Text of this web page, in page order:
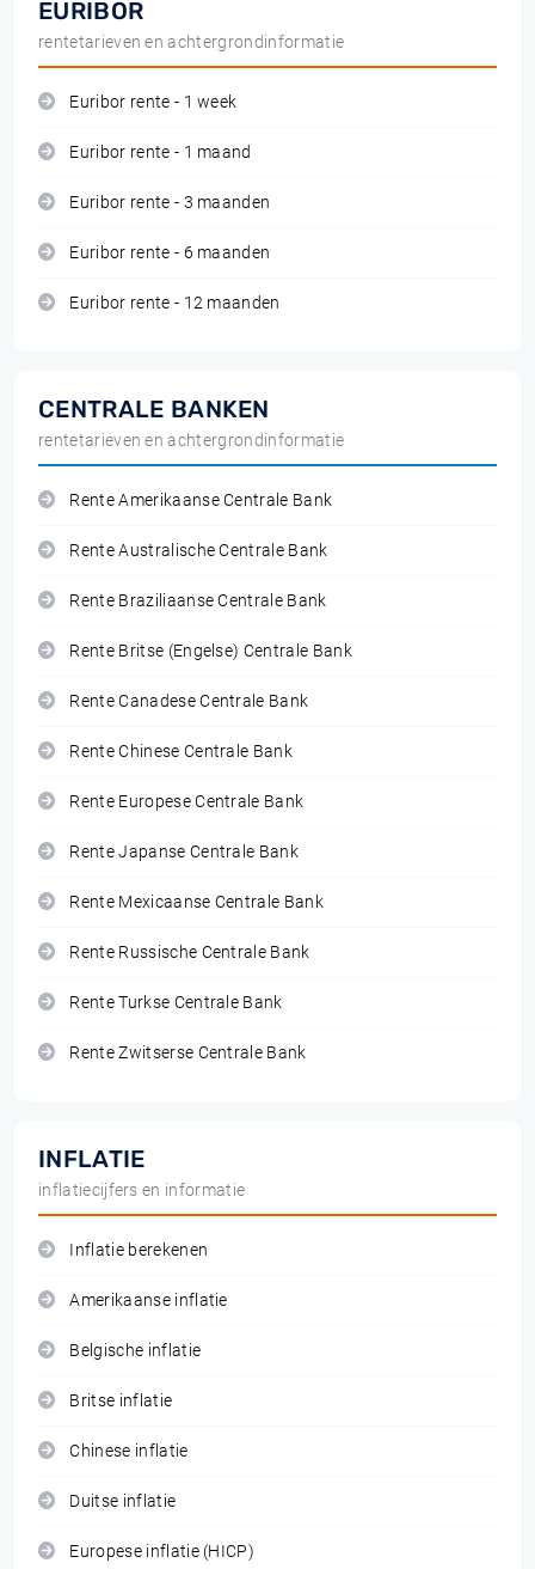
EURIBOR
rentetarieven en achtergrondinformatie
Euribor rente - 1 week
Euribor rente - 1 maand
Euribor rente - 3 maanden
Euribor rente - 6 maanden
Euribor rente - 12 maanden
CENTRALE BANKEN
rentetarieven en achtergrondinformatie
Rente Amerikaanse Centrale Bank
Rente Australische Centrale Bank
Rente Braziliaanse Centrale Bank
Rente Britse (Engelse) Centrale Bank
Rente Canadese Centrale Bank
Rente Chinese Centrale Bank
Rente Europese Centrale Bank
Rente Japanse Centrale Bank
Rente Mexicaanse Centrale Bank
Rente Russische Centrale Bank
Rente Turkse Centrale Bank
Rente Zwitserse Centrale Bank
INFLATIE
inflatiecijfers en informatie
Inflatie berekenen
Amerikaanse inflatie
Belgische inflatie
Britse inflatie
Chinese inflatie
Duitse inflatie
Europese inflatie (HICP)